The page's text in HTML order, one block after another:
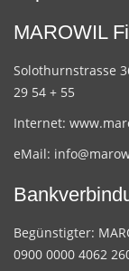
MAROWIL
Solothurnstrasse
29 54 + 55
Internet:
eMail:
Begünstigter:
0900 0000 4062